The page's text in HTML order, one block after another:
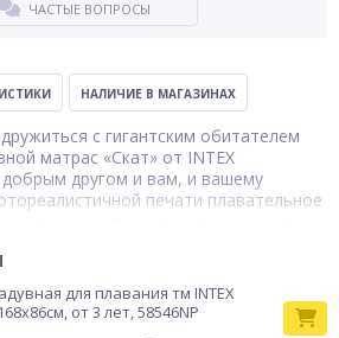
ЧАСТЫЕ ВОПРОСЫ
НАЛИЧИЕ В МАГАЗИНАХ
с гигантским обитателем
матрас «Скат» от INTEX
добрым другом и вам, и вашему
печати плавательное
подвижных игр в воде. Изготовлен
мм). Предназначен для детей от 3
для плавания тм INTEX
от 3 лет, 58546NP